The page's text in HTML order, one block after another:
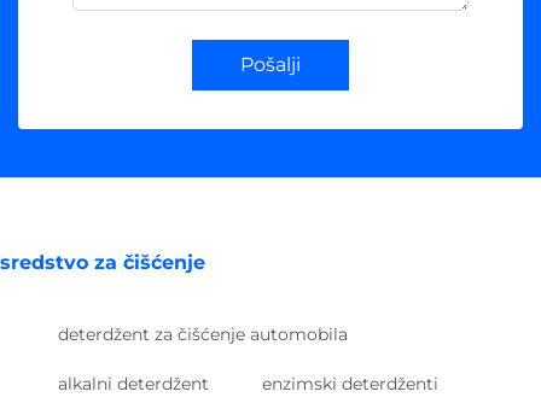
Pošalji
sredstvo za čišćenje
deterdžent za čišćenje automobila
alkalni deterdžent enzimski deterdženti